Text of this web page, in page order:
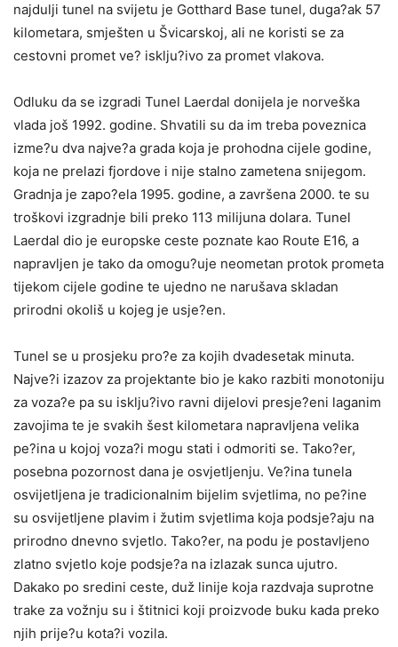
najdulji tunel na svijetu je Gotthard Base tunel, duga?ak 57
kilometara, smješten u Švicarskoj, ali ne koristi se za
cestovni promet ve? isklju?ivo za promet vlakova.
Odluku da se izgradi Tunel Laerdal donijela je norveška
vlada još 1992. godine. Shvatili su da im treba poveznica
izme?u dva najve?a grada koja je prohodna cijele godine,
koja ne prelazi fjordove i nije stalno zametena snijegom.
Gradnja je zapo?ela 1995. godine, a završena 2000. te su
troškovi izgradnje bili preko 113 milijuna dolara. Tunel
Laerdal dio je europske ceste poznate kao Route E16, a
napravljen je tako da omogu?uje neometan protok prometa
tijekom cijele godine te ujedno ne narušava skladan
prirodni okoliš u kojeg je usje?en.
Tunel se u prosjeku pro?e za kojih dvadesetak minuta.
Najve?i izazov za projektante bio je kako razbiti monotoniju
za voza?e pa su isklju?ivo ravni dijelovi presje?eni laganim
zavojima te je svakih šest kilometara napravljena velika
pe?ina u kojoj voza?i mogu stati i odmoriti se. Tako?er,
posebna pozornost dana je osvjetljenju. Ve?ina tunela
osvijetljena je tradicionalnim bijelim svjetlima, no pe?ine
su osvijetljene plavim i žutim svjetlima koja podsje?aju na
prirodno dnevno svjetlo. Tako?er, na podu je postavljeno
zlatno svjetlo koje podsje?a na izlazak sunca ujutro.
Dakako po sredini ceste, duž linije koja razdvaja suprotne
trake za vožnju su i štitnici koji proizvode buku kada preko
njih prije?u kota?i vozila.